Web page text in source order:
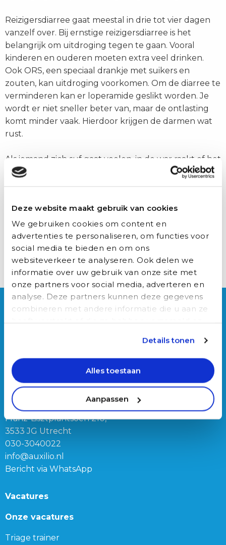
Deze website maakt gebruik van cookies
We gebruiken cookies om content en
advertenties te personaliseren, om functies voor
social media te bieden en om ons
websiteverkeer te analyseren. Ook delen we
informatie over uw gebruik van onze site met
onze partners voor social media, adverteren en
analyse. Deze partners kunnen deze gegevens
combineren met andere informatie die u aan ze
Details tonen
Alles toestaan
Aanpassen
Reizigersdiarree gaat meestal in drie tot vier dagen
vanzelf over. Bij ernstige reizigersdiarree is het
belangrijk om uitdroging tegen te gaan. Vooral
kinderen en ouderen moeten extra veel drinken.
Ook ORS, een speciaal drankje met suikers en
zouten, kan uitdroging voorkomen. Om de diarree te
verminderen kan er loperamide geslikt worden. Je
wordt er niet sneller beter van, maar de ontlasting
komt minder vaak. Hierdoor krijgen de darmen wat
rust.
Als iemand zich suf gaat voelen, in de war raakt of het
gevoel heeft dat hij gaat flauwvallen is het
schakelen. Er kan dan onderzoek gedaan worden
naar de verwekker. Is bekend wat de verwekker van
de ziekte is, dan kan er een passende
medicamenteuze behandeling gestart worden.
via:
via:
via:
Delen
via:
via:
Over Auxilio
Ons team
Blog
Connect
Franz-Lisztplantsoen 210,
3533 JG Utrecht
030-3040022
info@auxilio.nl
Bericht via WhatsApp
Vacatures
Onze vacatures
Triage trainer